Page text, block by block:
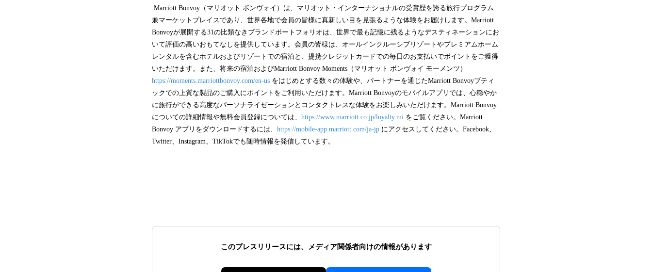
Marriott Bonvoy（マリオット ボンヴォイ）は、マリオット・インターナショナルの受賞歴を誇る旅行プログラム
兼マーケットプレイスであり、世界各地で会員の皆様に真新しい目を見張るような体験をお届けします。Marriott
Bonvoyが展開する31の比類なきブランドポートフォリオは、世界で最も記憶に残るようなデスティネーションにお
いて評価の高いおもてなしを提供しています。会員の皆様は、オールインクルーシブリゾートやプレミアムホーム
レンタルを含むホテルおよびリゾートでの宿泊と、提携クレジットカードでの毎日のお支払いでポイントをご獲得
いただけます。また、将来の宿泊およびMarriott Bonvoy Moments（マリオット ボンヴォイ モーメンツ）
https://moments.marriottbonvoy.com/en-us をはじめとする数々の体験や、パートナーを通じたMarriott Bonvoyブティ
ックでの上質な製品のご購入にポイントをご利用いただけます。Marriott Bonvoyのモバイルアプリでは、心穏やか
に旅行ができる高度なパーソナライゼーションとコンタクトレスな体験をお楽しみいただけます。Marriott Bonvoy
についての詳細情報や無料会員登録については、 https://www.marriott.co.jp/loyalty.mi をご覧ください。Marriott
Bonvoy アプリをダウンロードするには、 https://mobile-app.marriott.com/ja-jp にアクセスしてください。Facebook、
Twitter、Instagram、TikTokでも随時情報を発信しています。
このプレスリリースには、 メディア関係者向けの情報があります